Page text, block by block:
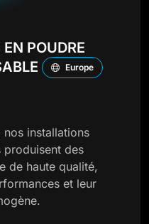
POUDRE
Europe
installations
produisent des
de haute qualité,
et leur